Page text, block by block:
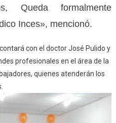
Queda formalmente
Inces», mencionó.
con el doctor José Pulido y
profesionales en el área de la
quienes atenderán los